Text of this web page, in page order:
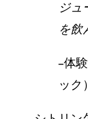
ジュ
を飲
–体
ック